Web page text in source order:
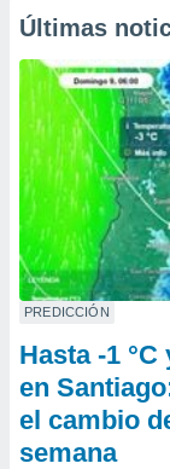
Últimas
PREDICCIÓN
Hasta -1
en
el cambio
semana